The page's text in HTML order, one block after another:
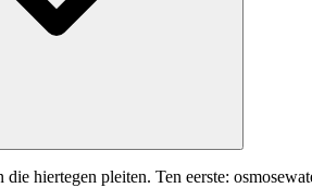
die hiertegen pleiten. Ten eerste: